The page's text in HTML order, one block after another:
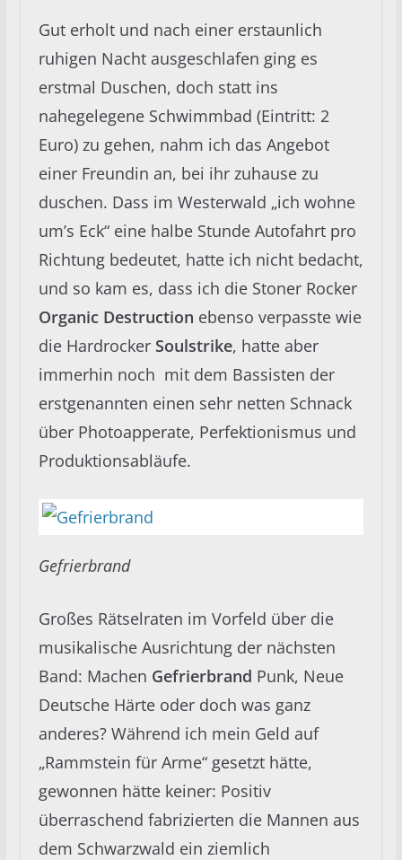
Gut erholt und nach einer erstaunlich
ruhigen Nacht ausgeschlafen ging es
erstmal Duschen, doch statt ins
nahegelegene Schwimmbad (Eintritt: 2
Euro) zu gehen, nahm ich das Angebot
einer Freundin an, bei ihr zuhause zu
duschen. Dass im Westerwald „ich wohne
um’s Eck“ eine halbe Stunde Autofahrt pro
Richtung bedeutet, hatte ich nicht bedacht,
und so kam es, dass ich die Stoner Rocker
Organic Destruction ebenso verpasste wie
die Hardrocker Soulstrike, hatte aber
immerhin noch mit dem Bassisten der
erstgenannten einen sehr netten Schnack
über Photoapperate, Perfektionismus und
Produktionsabläufe.
Gefrierbrand
Großes Rätselraten im Vorfeld über die
musikalische Ausrichtung der nächsten
Band: Machen Gefrierbrand Punk, Neue
Deutsche Härte oder doch was ganz
anderes? Während ich mein Geld auf
„Rammstein für Arme“ gesetzt hätte,
gewonnen hätte keiner: Positiv
überraschend fabrizierten die Mannen aus
dem Schwarzwald ein ziemlich